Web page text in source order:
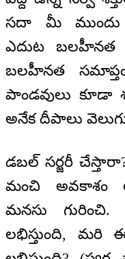
సదా మీ ముందు
ఎదుట బలహీనత
బలహీనత
పాండవులు కూడా
అనేక దీపాలు
డబల్ సర్జరీ
మంచి అవకాశం
మనసు గురించి.
లభిస్తుంది, మరి